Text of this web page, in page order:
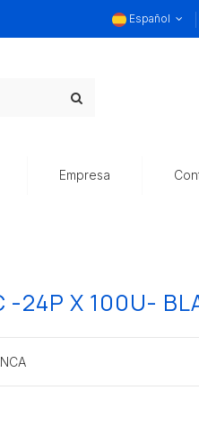
Español
Empresa
-24P X 100U-